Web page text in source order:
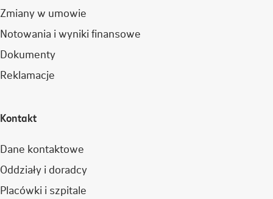
Zmiany w umowie
Notowania i wyniki finansowe
Dokumenty
Reklamacje
Kontakt
Dane kontaktowe
Oddziały i doradcy
Placówki i szpitale